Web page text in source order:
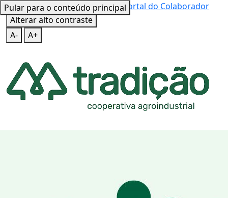
Pular para o conteúdo principal
Mapa do SiteTeclas de AtalhoPortal do Colaborador
Alterar alto contraste
A-
A+